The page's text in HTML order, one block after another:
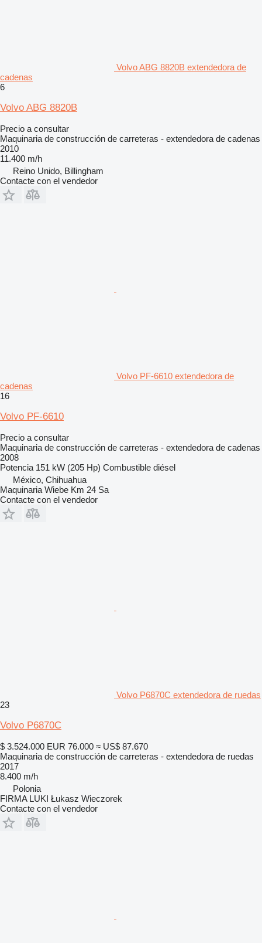
Volvo ABG 8820B extendedora de
cadenas
6
Volvo ABG 8820B
Precio a consultar
Maquinaria de construcción de carreteras - extendedora de cadenas
2010
11.400 m/h
Reino Unido, Billingham
Contacte con el vendedor
Volvo PF-6610 extendedora de
cadenas
16
Volvo PF-6610
Precio a consultar
Maquinaria de construcción de carreteras - extendedora de cadenas
2008
Potencia 151 kW (205 Hp) Combustible diésel
México, Chihuahua
Maquinaria Wiebe Km 24 Sa
Contacte con el vendedor
Volvo P6870C extendedora de ruedas
23
Volvo P6870C
$ 3.524.000 EUR 76.000 ≈ US$ 87.670
Maquinaria de construcción de carreteras - extendedora de ruedas
2017
8.400 m/h
Polonia
FIRMA LUKI Łukasz Wieczorek
Contacte con el vendedor